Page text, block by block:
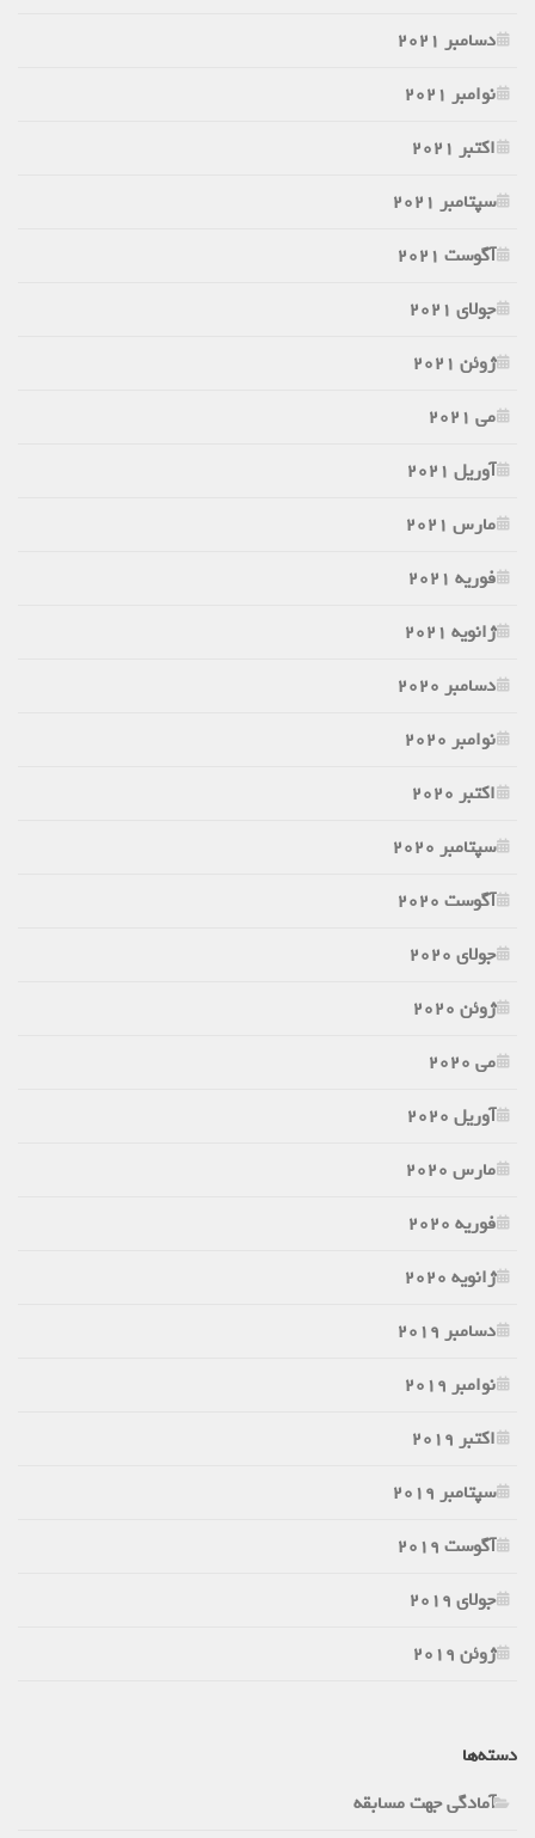
دسامبر 2021
نوامبر 2021
اکتبر 2021
سپتامبر 2021
آگوست 2021
جولای 2021
ژوئن 2021
می 2021
آوریل 2021
مارس 2021
فوریه 2021
ژانویه 2021
دسامبر 2020
نوامبر 2020
اکتبر 2020
سپتامبر 2020
آگوست 2020
جولای 2020
ژوئن 2020
می 2020
آوریل 2020
مارس 2020
فوریه 2020
ژانویه 2020
دسامبر 2019
نوامبر 2019
اکتبر 2019
سپتامبر 2019
آگوست 2019
جولای 2019
ژوئن 2019
دسته‌ها
آمادگی جهت مسابقه